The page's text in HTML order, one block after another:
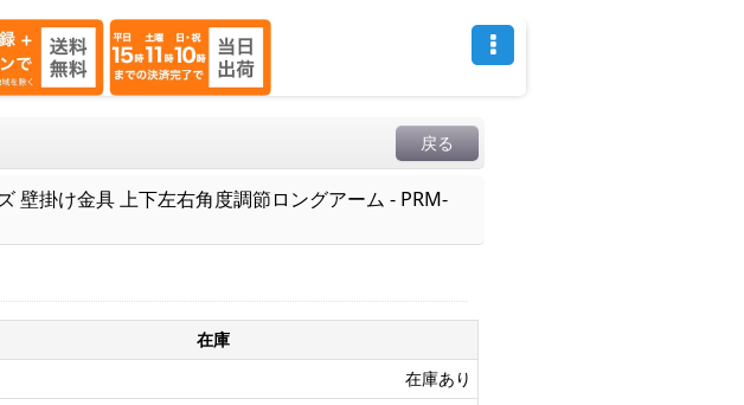
戻る
壁掛け金具 上下左右角度調節ロングアーム - PRM-
在庫
在庫あり